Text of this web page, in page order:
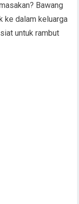
Bawang
ke dalam keluarga
untuk rambut